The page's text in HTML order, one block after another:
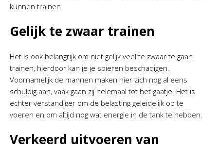
kunnen trainen.
Gelijk te zwaar trainen
Het is ook belangrijk om niet gelijk veel te zwaar te gaan
trainen, hierdoor kan je je spieren beschadigen.
Voornamelijk de mannen maken hier zich nog al eens
schuldig aan, vaak gaan zij helemaal tot het gaatje. Het is
echter verstandiger om de belasting geleidelijk op te
voeren en om altijd nog wat energie in de tank te hebben.
Verkeerd uitvoeren van